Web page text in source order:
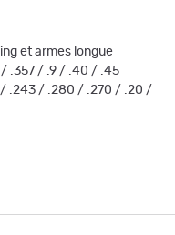
et armes longue
/ .357 / .9 / .40 / .45
/ .243 / .280 / .270 / .20 /